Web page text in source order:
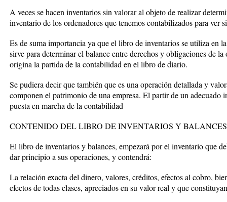
A veces se hacen inventarios sin valorar al objeto de realizar
inventario de los ordenadores que tenemos contabilizados para ver
Es de suma importancia ya que el libro de inventarios se utiliza en
sirve para determinar el balance entre derechos y obligaciones de
origina la partida de la contabilidad en el libro de diario.
Se pudiera decir que también que es una operación detallada y
componen el patrimonio de una empresa. El partir de un adecuado
puesta en marcha de la contabilidad
CONTENIDO DEL LIBRO DE INVENTARIOS Y
El libro de inventarios y balances, empezará por el inventario que
dar principio a sus operaciones, y contendrá:
La relación exacta del dinero, valores, créditos, efectos al cobro,
efectos de todas clases, apreciados en su valor real y que